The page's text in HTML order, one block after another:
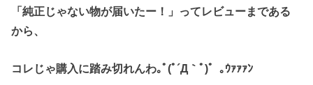
「純正じゃない物が届いたー！」 ってレビューまである
から、
コレじゃ購入に踏み切れんわ｡ﾟ(ﾟ´Д｀ﾟ)゜｡ｳｧｧｧﾝ